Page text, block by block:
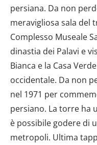
persiana. Da non
meravigliosa sala del
Complesso Museale
dinastia dei Palavi e
Bianca e la Casa
occidentale. Da non
nel 1971 per
persiano. La torre ha
è possibile godere di
metropoli. Ultima